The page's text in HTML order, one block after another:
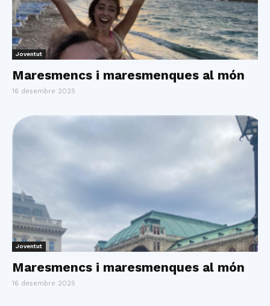
Joventut
Maresmencs i maresmenques al món
16 desembre 2025
Joventut
Maresmencs i maresmenques al món
16 desembre 2025